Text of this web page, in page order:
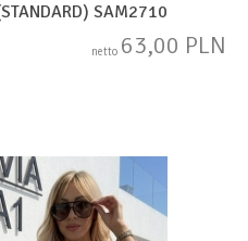
SAM2710
netto 63,00 PLN